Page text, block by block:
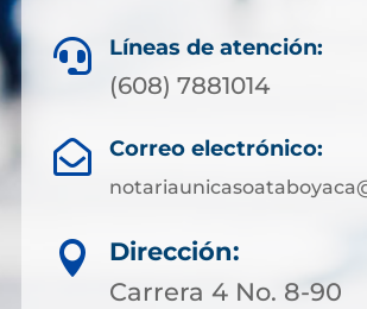
 Líneas de atención:
(608) 7881014
 Correo electrónico:

Dirección:
Carrera 4 No. 8-90